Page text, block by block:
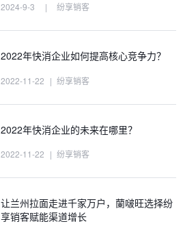
2024-9-3 | 纷享销客
2022年快消企业如何提高核心竞争力？
2022-11-22 | 纷享销客
2022年快消企业的未来在哪里？
2022-11-22 | 纷享销客
让兰州拉面走进千家万户，蘭啵旺选择纷
享销客赋能渠道增长